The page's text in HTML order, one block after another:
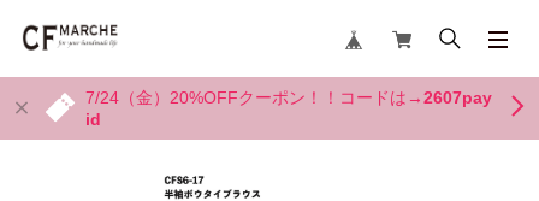
7/24（金）20%OFFクーポン！！コードは→2607pay
id